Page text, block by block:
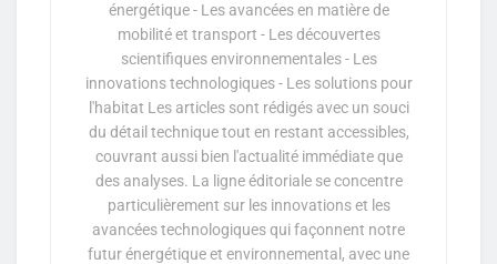
énergétique - Les avancées en matière de
mobilité et transport - Les découvertes
scientifiques environnementales - Les
innovations technologiques - Les solutions pour
l'habitat Les articles sont rédigés avec un souci
du détail technique tout en restant accessibles,
couvrant aussi bien l'actualité immédiate que
des analyses. La ligne éditoriale se concentre
particulièrement sur les innovations et les
avancées technologiques qui façonnent notre
futur énergétique et environnemental, avec une